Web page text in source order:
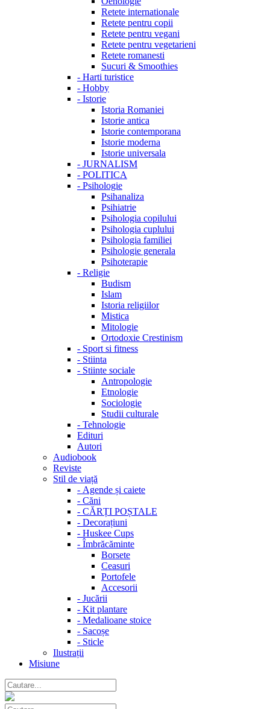
Retete internationale
Retete pentru copii
Retete pentru vegani
Retete pentru vegetarieni
Retete romanesti
Sucuri & Smoothies
- Harti turistice
- Hobby
- Istorie
Istoria Romaniei
Istorie antica
Istorie contemporana
Istorie moderna
Istorie universala
- JURNALISM
- POLITICA
- Psihologie
Psihanaliza
Psihiatrie
Psihologia copilului
Psihologia cuplului
Psihologia familiei
Psihologie generala
Psihoterapie
- Religie
Budism
Islam
Istoria religiilor
Mistica
Mitologie
Ortodoxie Crestinism
- Sport si fitness
- Stiinta
- Stiinte sociale
Antropologie
Etnologie
Sociologie
Studii culturale
- Tehnologie
Edituri
Autori
Audiobook
Reviste
Stil de viață
- Agende și caiete
- Căni
- CĂRȚI POȘTALE
- Decorațiuni
- Huskee Cups
- Îmbrăcăminte
Borsete
Ceasuri
Portofele
Accesorii
- Jucării
- Kit plantare
- Medalioane stoice
- Sacoșe
- Sticle
Ilustrații
Misiune